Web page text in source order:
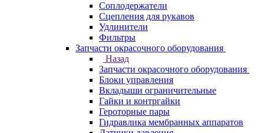
Соплодержатели
Сцепления для рукавов
Удлинители
Фильтры
Запчасти окрасочного оборудования
Назад
Запчасти окрасочного оборудования
Блоки управления
Вкладыши ограничительные
Гайки и контргайки
Героторные пары
Гидравлика мембранных аппаратов